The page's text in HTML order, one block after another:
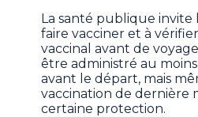
La santé publique invite
faire vacciner et à
vaccinal avant de
être administré au
avant le départ, mais
vaccination de dernière
certaine protection.